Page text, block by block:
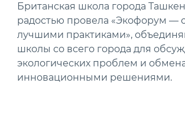
Британская школа города
радостью провела «Экофорум —
лучшими практиками»,
школы со всего города для
экологических проблем и
инновационными решениями.